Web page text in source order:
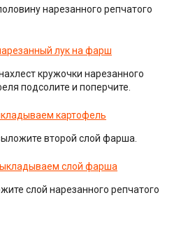
нарезанного репчатого
кружочки нарезанного
подсолите и поперчите.
второй слой фарша.
слой нарезанного репчатого